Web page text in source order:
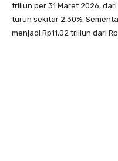
triliun per 31 Maret 2026,
turun sekitar 2,30%.
menjadi Rp11,02 triliun dari